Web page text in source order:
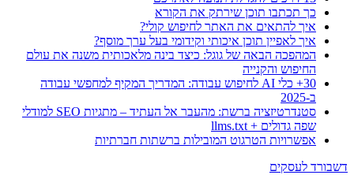
כך תכתבו תוכן שירתק את הקורא
איך להתאים את האתר לחיפוש קולי?
איך לאפיין תוכן איכותי וקידומי בעל ערך מוסף?
המהפכה הבאה של גוגל: כיצד בינה מלאכותית משנה את עולם
החיפוש והקנייה
30+ כלי AI לחיפוש עבודה: המדריך המקיף למחפשי עבודה
ב-2025
סטנדרטיזציה ברשת: מהעבר אל העתיד – מתגיות SEO למודלי
שפה גדולים + llms.txt
אפשרויות הטרגוט המובילות ברשתות חברתיות
דשבורד לעסקים